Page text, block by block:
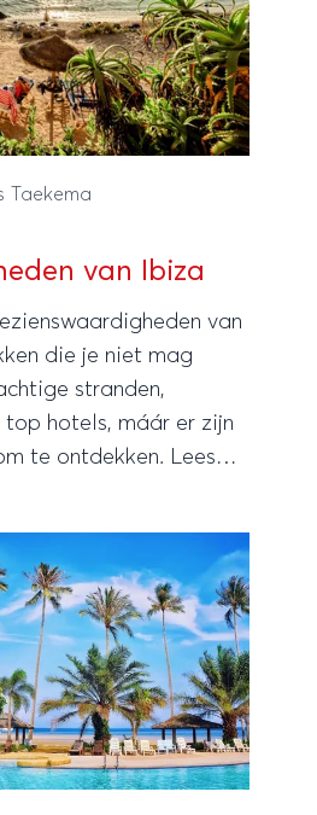
Taekema
van Ibiza
van
die je niet mag
stranden,
hotels, máár er zijn
te ontdekken. Lees